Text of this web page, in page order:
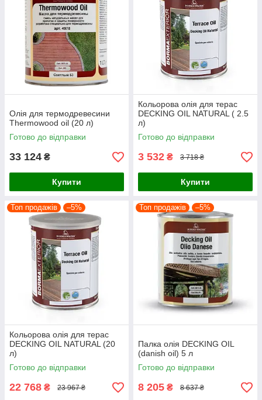
Олія для термодревесини
Thermowood oil (20 л)
Готово до відправки
33 124 ₴
Купити
Кольорова олія для терас
DECKING OIL NATURAL ( 2.5
л)
Готово до відправки
3 532 ₴ 3 718 ₴
Купити
Топ продажів –5%
Кольорова олія для терас
DECKING OIL NATURAL (20
л)
Готово до відправки
22 768 ₴ 23 967 ₴
Топ продажів –5%
Палка олія DECKING OIL
(danish oil) 5 л
Готово до відправки
8 205 ₴ 8 637 ₴